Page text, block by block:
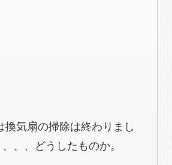
気扇の掃除は終わりまし
、、どうしたものか。